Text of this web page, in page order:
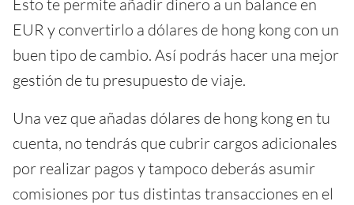
Esto te permite añadir dinero a un balance en
EUR y convertirlo a dólares de hong kong con un
buen tipo de cambio. Así podrás hacer una mejor
gestión de tu presupuesto de viaje.
Una vez que añadas dólares de hong kong en tu
cuenta, no tendrás que cubrir cargos adicionales
por realizar pagos y tampoco deberás asumir
comisiones por tus distintas transacciones en el